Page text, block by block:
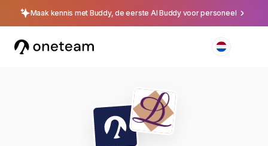
Maak kennis met Buddy, de eerste AI Buddy voor personeel